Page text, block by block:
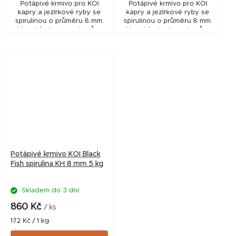
Potápivé krmivo pro KOI
kapry a jezírkové ryby se
spirulinou o průměru 8 mm.
Potápivé krmivo pro KOI
kapry a jezírkové ryby se
spirulinou o průměru 8 mm.
Potápivé krmivo KOI Black
Fish spirulina KH 8 mm 5 kg
Skladem do 3 dní.
860 Kč / ks
Měrná
cena:
172 Kč / 1 kg